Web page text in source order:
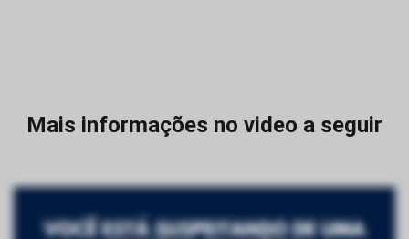
Mais informações no video a seguir